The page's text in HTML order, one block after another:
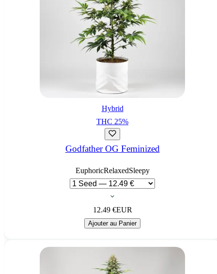
Hybrid
THC 25%
Godfather OG Feminized
EuphoricRelaxedSleepy
12.49€EUR
Ajouter au Panier